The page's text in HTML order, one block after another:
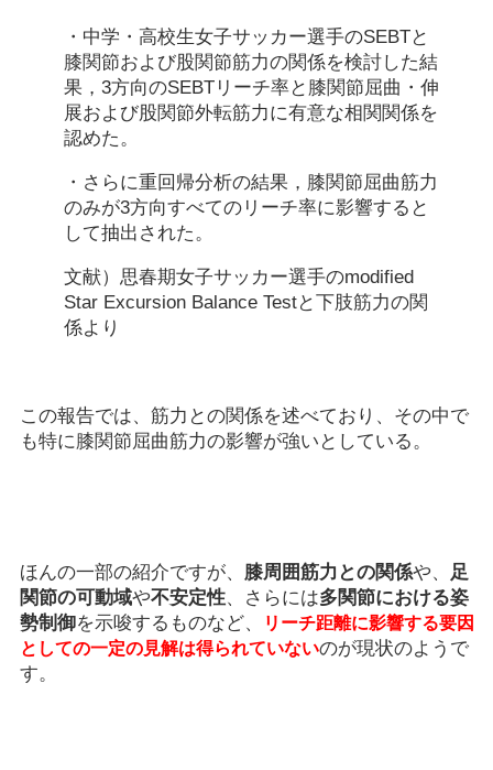
・中学・高校生女子サッカー選手のSEBTと
膝関節および股関節筋力の関係を検討した結
果，3方向のSEBTリーチ率と膝関節屈曲・伸
展および股関節外転筋力に有意な相関関係を
認めた。
・さらに重回帰分析の結果，膝関節屈曲筋力
のみが3方向すべてのリーチ率に影響すると
して抽出された。
文献）思春期女子サッカー選手のmodified
Star Excursion Balance Testと下肢筋力の関
係より
この報告では、筋力との関係を述べており、その中で
も特に膝関節屈曲筋力の影響が強いとしている。
ほんの一部の紹介ですが、 膝周囲筋力との関係や、 足
関節の可動域や不安定性、さらには多関節における姿
勢制御を示唆するものなど、
リーチ距離に影響する要因
としての一定の見解は得られていないのが現状のようで
す。